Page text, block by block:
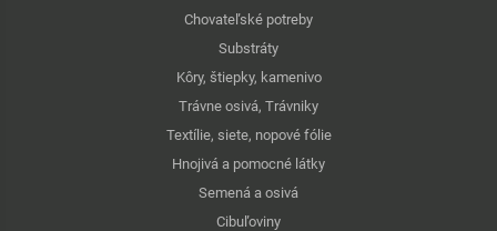
Chovateľské potreby
Substráty
Kôry, štiepky, kamenivo
Trávne osivá, Trávniky
Textílie, siete, nopové fólie
Hnojivá a pomocné látky
Semená a osivá
Cibuľoviny